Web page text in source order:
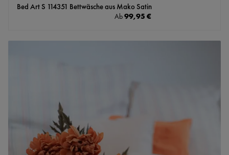
Bed Art S 114351 Bettwäsche aus Mako Satin
Regulärer Preis:
Ab99,95 €